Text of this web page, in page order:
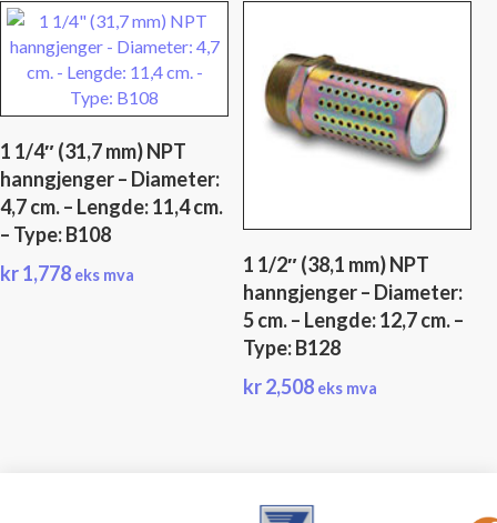
1 1/4″ (31,7 mm) NPT
hanngjenger – Diameter:
4,7 cm. – Lengde: 11,4 cm.
– Type: B108
kr1,778 eks mva
1 1/2″ (38,1 mm) NPT
hanngjenger – Diameter:
5 cm. – Lengde: 12,7 cm. –
Type: B128
kr2,508 eks mva